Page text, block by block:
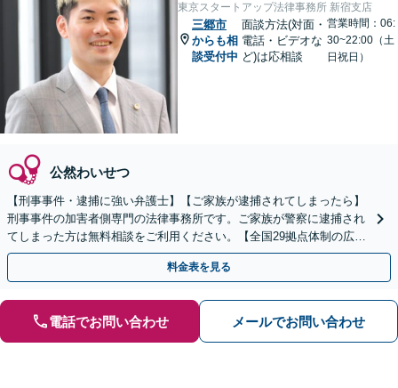
東京スタートアップ法律事務所 新宿支店
三郷市
からも相
談受付中
面談方法(対面・
電話・ビデオな
ど)は応相談
営業時間：06:
30~22:00（土
日祝日）
公然わいせつ
【刑事事件・逮捕に強い弁護士】【ご家族が逮捕されてしまったら】
刑事事件の加害者側専門の法律事務所です。ご家族が警察に逮捕され
てしまった方は無料相談をご利用ください。【全国29拠点体制の広域
対応】【弁護士待機中/当日中の電話相談可(予約制)】
料金表を見る
電話でお問い合わせ メールでお問い合わせ